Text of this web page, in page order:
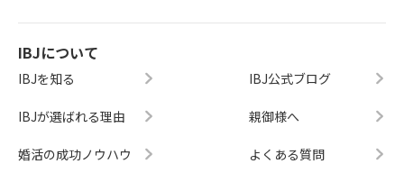
IBJについて
IBJを知る
IBJが選ばれる理由
婚活の成功ノウハウ
IBJ公式ブログ
親御様へ
よくある質問